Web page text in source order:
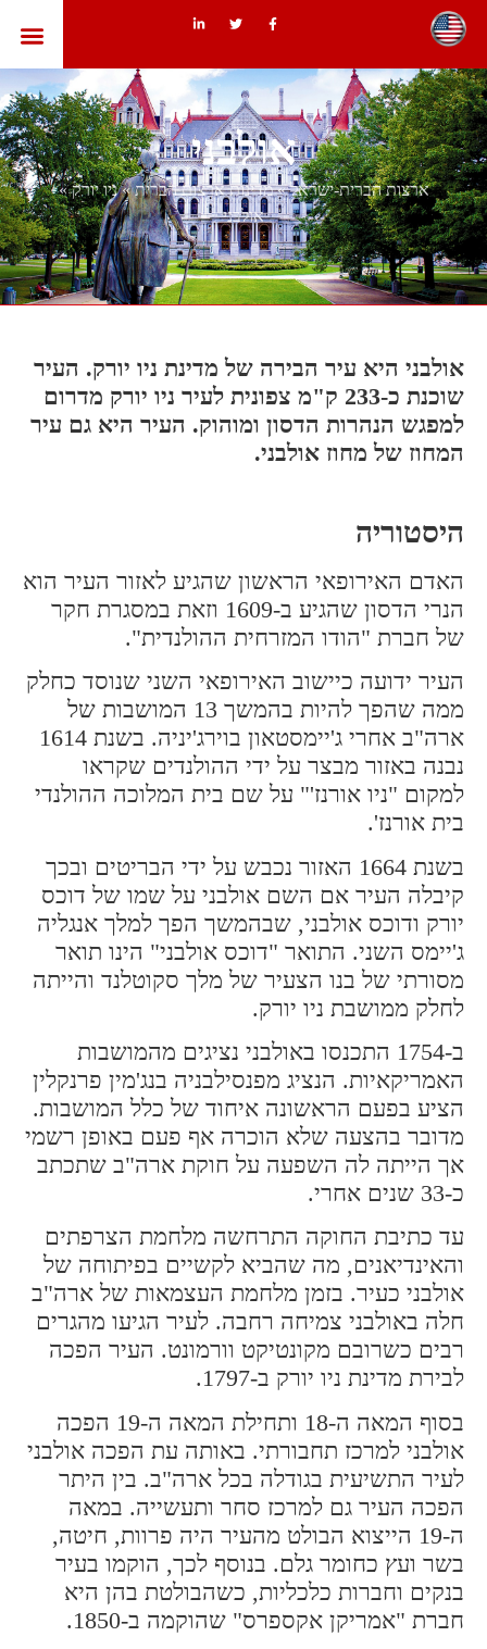
אולבני
ארצות הברית-ישראל»מדינות ארצות הברית»ניו יורק»
אולבני
אולבני היא עיר הבירה של מדינת ניו יורק. העיר
שוכנת כ-233 ק"מ צפונית לעיר ניו יורק מדרום
למפגש הנהרות הדסון ומוהוק. העיר היא גם עיר
המחוז של מחוז אולבני.
היסטוריה
האדם האירופאי הראשון שהגיע לאזור העיר הוא
הנרי הדסון שהגיע ב-1609 וזאת במסגרת חקר
של חברת "הודו המזרחית ההולנדית".
העיר ידועה כיישוב האירופאי השני שנוסד כחלק
ממה שהפך להיות בהמשך 13 המושבות של
ארה"ב אחרי ג'יימסטאון בוירג'יניה. בשנת 1614
נבנה באזור מבצר על ידי ההולנדים שקראו
למקום "ניו אורנז'" על שם בית המלוכה ההולנדי
בית אורנז'.
בשנת 1664 האזור נכבש על ידי הבריטים ובכך
קיבלה העיר אם השם אולבני על שמו של דוכס
יורק ודוכס אולבני, שבהמשך הפך למלך אנגליה
ג'יימס השני. התואר "דוכס אולבני" הינו תואר
מסורתי של בנו הצעיר של מלך סקוטלנד והייתה
לחלק ממושבת ניו יורק.
ב-1754 התכנסו באולבני נציגים מהמושבות
האמריקאיות. הנציג מפנסילבניה בנג'מין פרנקלין
הציע בפעם הראשונה איחוד של כלל המושבות.
מדובר בהצעה שלא הוכרה אף פעם באופן רשמי
אך הייתה לה השפעה על חוקת ארה"ב שתכתב
כ-33 שנים אחרי.
עד כתיבת החוקה התרחשה מלחמת הצרפתים
והאינדיאנים, מה שהביא לקשיים בפיתוחה של
אולבני כעיר. בזמן מלחמת העצמאות של ארה"ב
חלה באולבני צמיחה רחבה. לעיר הגיעו מהגרים
רבים כשרובם מקונטיקט וורמונט. העיר הפכה
לבירת מדינת ניו יורק ב-1797.
בסוף המאה ה-18 ותחילת המאה ה-19 הפכה
אולבני למרכז תחבורתי. באותה עת הפכה אולבני
לעיר התשיעית בגודלה בכל ארה"ב. בין היתר
הפכה העיר גם למרכז סחר ותעשייה. במאה
ה-19 הייצוא הבולט מהעיר היה פרוות, חיטה,
בשר ועץ כחומר גלם. בנוסף לכך, הוקמו בעיר
בנקים וחברות כלכליות, כשהבולטת בהן היא
חברת "אמריקן אקספרס" שהוקמה ב-1850.